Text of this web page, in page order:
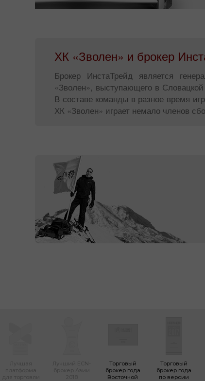
ХК «Зволен» и брокер
Брокер ИнстаТрейд является
«Зволен», выступающего в Словацкой
В составе команды в разное время
ХК «Зволен» играет немало членов
Торговый
брокер года
Восточной
Торговый
брокер года
по версии